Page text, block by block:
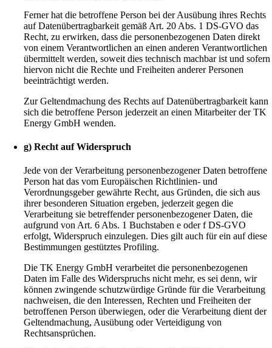
Ferner hat die betroffene Person bei der Ausübung ihres Rechts
auf Datenübertragbarkeit gemäß Art. 20 Abs. 1 DS-GVO das
Recht, zu erwirken, dass die personenbezogenen Daten direkt
von einem Verantwortlichen an einen anderen Verantwortlichen
übermittelt werden, soweit dies technisch machbar ist und sofern
hiervon nicht die Rechte und Freiheiten anderer Personen
beeinträchtigt werden.
Zur Geltendmachung des Rechts auf Datenübertragbarkeit kann
sich die betroffene Person jederzeit an einen Mitarbeiter der TK
Energy GmbH wenden.
g) Recht auf Widerspruch
Jede von der Verarbeitung personenbezogener Daten betroffene
Person hat das vom Europäischen Richtlinien- und
Verordnungsgeber gewährte Recht, aus Gründen, die sich aus
ihrer besonderen Situation ergeben, jederzeit gegen die
Verarbeitung sie betreffender personenbezogener Daten, die
aufgrund von Art. 6 Abs. 1 Buchstaben e oder f DS-GVO
erfolgt, Widerspruch einzulegen. Dies gilt auch für ein auf diese
Bestimmungen gestütztes Profiling.
Die TK Energy GmbH verarbeitet die personenbezogenen
Daten im Falle des Widerspruchs nicht mehr, es sei denn, wir
können zwingende schutzwürdige Gründe für die Verarbeitung
nachweisen, die den Interessen, Rechten und Freiheiten der
betroffenen Person überwiegen, oder die Verarbeitung dient der
Geltendmachung, Ausübung oder Verteidigung von
Rechtsansprüchen.